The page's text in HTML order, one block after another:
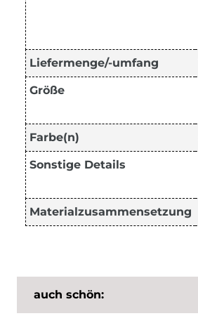
Liefermenge/-umfang
Größe
Farbe(n)
Sonstige Details
Materialzusammensetzung
auch schön: